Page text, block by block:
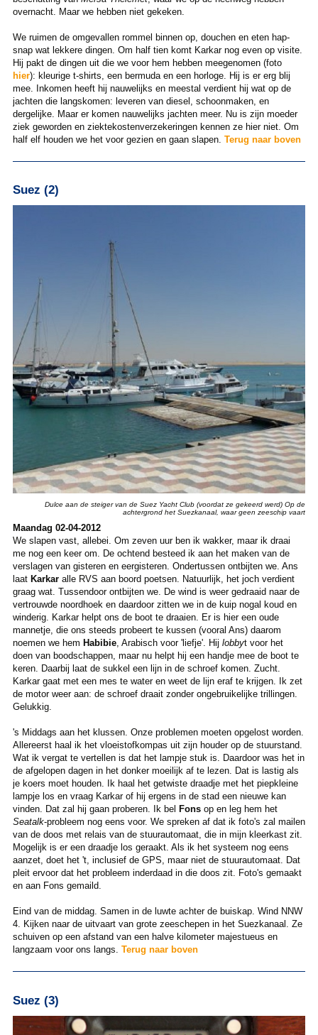
overnacht. Maar we hebben niet gekeken.
We ruimen de omgevallen rommel binnen op, douchen en eten hap-
snap wat lekkere dingen. Om half tien komt Karkar nog even op visite.
Hij pakt de dingen uit die we voor hem hebben meegenomen (foto
hier): kleurige t-shirts, een bermuda en een horloge. Hij is er erg blij
mee. Inkomen heeft hij nauwelijks en meestal verdient hij wat op de
jachten die langskomen: leveren van diesel, schoonmaken, en
dergelijke. Maar er komen nauwelijks jachten meer. Nu is zijn moeder
ziek geworden en ziektekostenverzekeringen kennen ze hier niet. Om
half elf houden we het voor gezien en gaan slapen. Terug naar boven
Suez (2)
Dulce aan de steiger van de Suez Yacht Club (voordat ze gekeerd werd) Op de
achtergrond het Suezkanaal, waar geen zeeschip vaart
Maandag 02-04-2012
We slapen vast, allebei. Om zeven uur ben ik wakker, maar ik draai
me nog een keer om. De ochtend besteed ik aan het maken van de
verslagen van gisteren en eergisteren. Ondertussen ontbijten we. Ans
laat Karkaralle RVS aan boord poetsen. Natuurlijk, het joch verdient
graag wat. Tussendoor ontbijten we. De wind is weer gedraaid naar de
vertrouwde noordhoek en daardoor zitten we in de kuip nogal koud en
winderig. Karkar helpt ons de boot te draaien. Er is hier een oude
mannetje, die ons steeds probeert te kussen (vooral Ans) daarom
noemen we hem Habibie, Arabisch voor 'liefje'. Hij lobbyt voor het
doen van boodschappen, maar nu helpt hij een handje mee de boot te
keren. Daarbij laat de sukkel een lijn in de schroef komen. Zucht.
Karkar gaat met een mes te water en weet de lijn eraf te krijgen. Ik zet
de motor weer aan: de schroef draait zonder ongebruikelijke trillingen.
Gelukkig.
's Middags aan het klussen. Onze problemen moeten opgelost worden.
Allereerst haal ik het vloeistofkompas uit zijn houder op de stuurstand.
Wat ik vergat te vertellen is dat het lampje stuk is. Daardoor was het in
de afgelopen dagen in het donker moeilijk af te lezen. Dat is lastig als
je koers moet houden. Ik haal het getwiste draadje met het piepkleine
lampje los en vraag Karkar of hij ergens in de stad een nieuwe kan
vinden. Dat zal hij gaan proberen. Ik bel Fonsop en leg hem het
Seatalk-probleem nog eens voor. We spreken af dat ik foto's zal mailen
van de doos met relais van de stuurautomaat, die in mijn kleerkast zit.
Mogelijk is er een draadje los geraakt. Als ik het systeem nog eens
aanzet, doet het 't, inclusief de GPS, maar niet de stuurautomaat. Dat
pleit ervoor dat het probleem inderdaad in die doos zit. Foto's gemaakt
en aan Fons gemaild.
Eind van de middag. Samen in de luwte achter de buiskap. Wind NNW
4. Kijken naar de uitvaart van grote zeeschepen in het Suezkanaal. Ze
schuiven op een afstand van een halve kilometer majestueus en
langzaam voor ons langs. Terug naar boven
Suez (3)